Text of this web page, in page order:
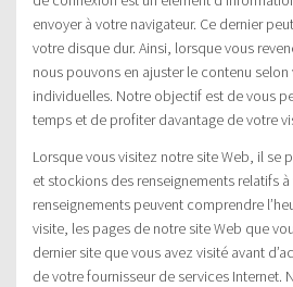
envoyer à votre navigateur. Ce dernier
votre disque dur. Ainsi, lorsque vous
nous pouvons en ajuster le contenu
individuelles. Notre objectif est de vous
temps et de profiter davantage de votre
Lorsque vous visitez notre site Web, il se
et stockions des renseignements relatifs
renseignements peuvent comprendre
visite, les pages de notre site Web que
dernier site que vous avez visité avant
de votre fournisseur de services Internet.